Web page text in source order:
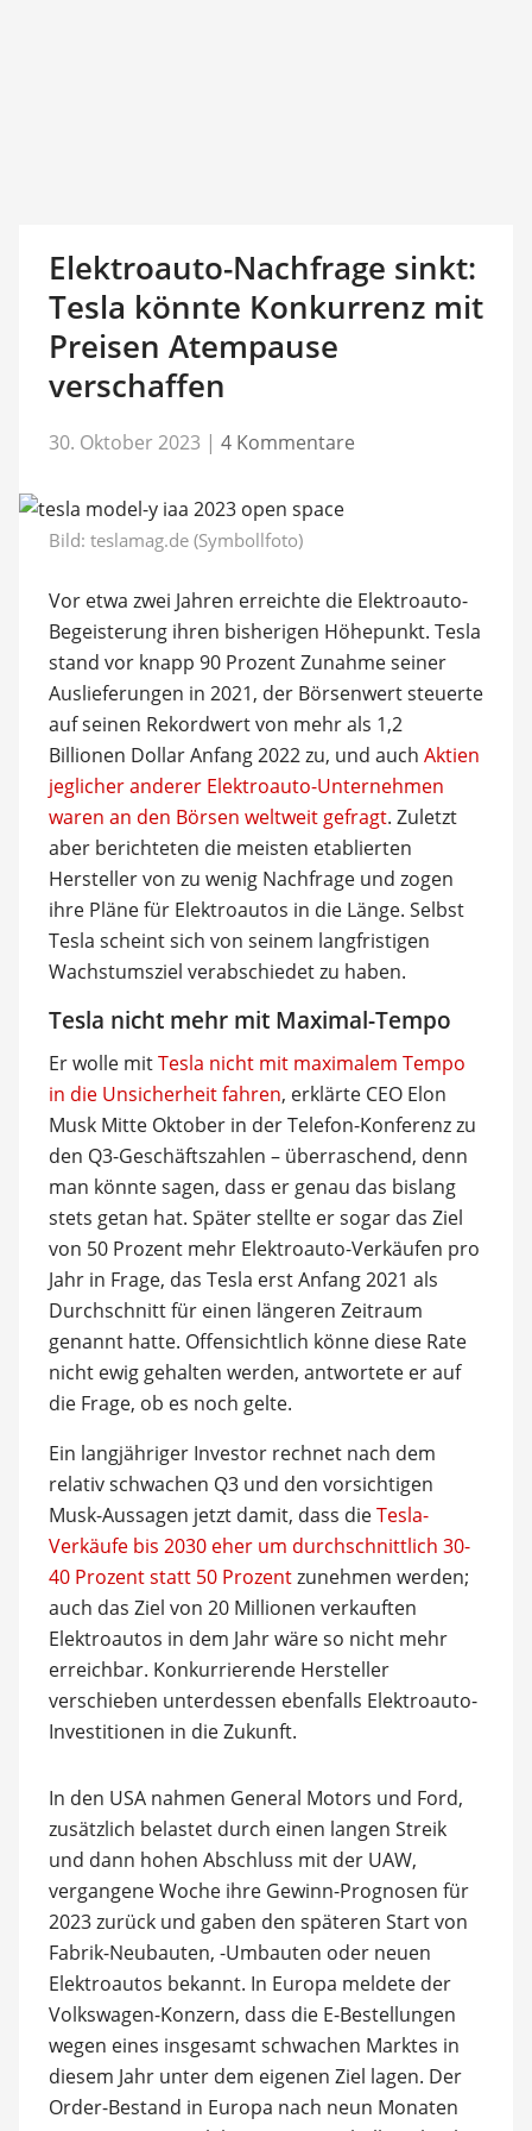
Elektroauto-Nachfrage sinkt:
Tesla könnte Konkurrenz mit
Preisen Atempause
verschaffen
30. Oktober 2023 | 4 Kommentare
Bild: teslamag.de (Symbollfoto)
Vor etwa zwei Jahren erreichte die Elektroauto-
Begeisterung ihren bisherigen Höhepunkt. Tesla
stand vor knapp 90 Prozent Zunahme seiner
Auslieferungen in 2021, der Börsenwert steuerte
auf seinen Rekordwert von mehr als 1,2
Billionen Dollar Anfang 2022 zu, und auch Aktien
jeglicher anderer Elektroauto-Unternehmen
waren an den Börsen weltweit gefragt. Zuletzt
aber berichteten die meisten etablierten
Hersteller von zu wenig Nachfrage und zogen
ihre Pläne für Elektroautos in die Länge. Selbst
Tesla scheint sich von seinem langfristigen
Wachstumsziel verabschiedet zu haben.
Tesla nicht mehr mit Maximal-Tempo
Er wolle mitTesla nicht mit maximalem Tempo
in die Unsicherheit fahren, erklärte CEO Elon
Musk Mitte Oktober in der Telefon-Konferenz zu
den Q3-Geschäftszahlen – überraschend, denn
man könnte sagen, dass er genau das bislang
stets getan hat. Später stellte er sogar das Ziel
von 50 Prozent mehr Elektroauto-Verkäufen pro
Jahr in Frage, das Tesla erst Anfang 2021 als
Durchschnitt für einen längeren Zeitraum
genannt hatte. Offensichtlich könne diese Rate
nicht ewig gehalten werden, antwortete er auf
die Frage, ob es noch gelte.
Ein langjähriger Investor rechnet nach dem
relativ schwachen Q3 und den vorsichtigen
Musk-Aussagen jetzt damit, dass dieTesla-
Verkäufe bis 2030 eher um durchschnittlich 30-
40 Prozent statt 50 Prozentzunehmen werden;
auch das Ziel von 20 Millionen verkauften
Elektroautos in dem Jahr wäre so nicht mehr
erreichbar. Konkurrierende Hersteller
verschieben unterdessen ebenfalls Elektroauto-
Investitionen in die Zukunft.
In den USA nahmen General Motors und Ford,
zusätzlich belastet durch einen langen Streik
und dann hohen Abschluss mit der UAW,
vergangene Woche ihre Gewinn-Prognosen für
2023 zurück und gaben den späteren Start von
Fabrik-Neubauten, -Umbauten oder neuen
Elektroautos bekannt. In Europa meldete der
Volkswagen-Konzern, dass die E-Bestellungen
wegen eines insgesamt schwachen Marktes in
diesem Jahr unter dem eigenen Ziel lagen. Der
Order-Bestand in Europa nach neun Monaten